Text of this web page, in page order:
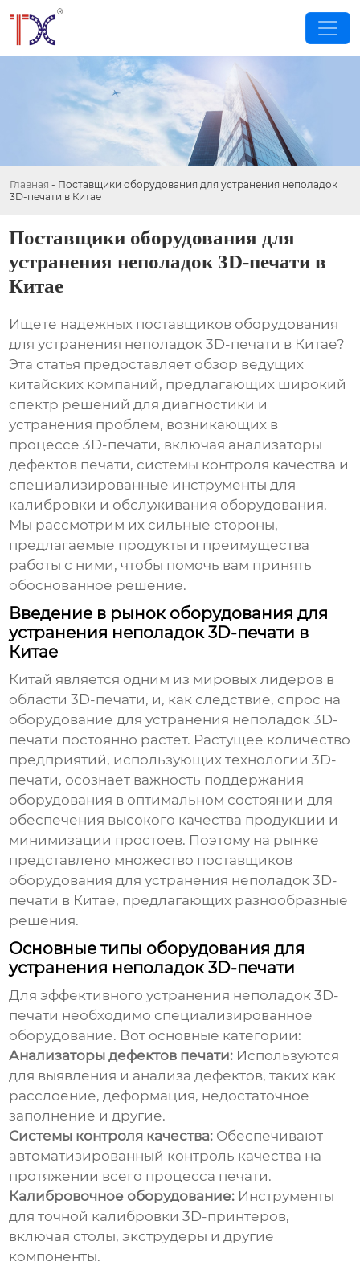
Главная - Поставщики оборудования для устранения неполадок
3D-печати в Китае
Поставщики оборудования для
устранения неполадок 3D-печати в
Китае
Ищете надежных поставщиков оборудования
для устранения неполадок 3D-печати в Китае?
Эта статья предоставляет обзор ведущих
китайских компаний, предлагающих широкий
спектр решений для диагностики и
устранения проблем, возникающих в
процессе 3D-печати, включая анализаторы
дефектов печати, системы контроля качества и
специализированные инструменты для
калибровки и обслуживания оборудования.
Мы рассмотрим их сильные стороны,
предлагаемые продукты и преимущества
работы с ними, чтобы помочь вам принять
обоснованное решение.
Введение в рынок оборудования для
устранения неполадок 3D-печати в
Китае
Китай является одним из мировых лидеров в
области 3D-печати, и, как следствие, спрос на
оборудование для устранения неполадок 3D-
печати постоянно растет. Растущее количество
предприятий, использующих технологии 3D-
печати, осознает важность поддержания
оборудования в оптимальном состоянии для
обеспечения высокого качества продукции и
минимизации простоев. Поэтому на рынке
представлено множество поставщиков
оборудования для устранения неполадок 3D-
печати в Китае, предлагающих разнообразные
решения.
Основные типы оборудования для
устранения неполадок 3D-печати
Для эффективного устранения неполадок 3D-
печати необходимо специализированное
оборудование. Вот основные категории:
Анализаторы дефектов печати: Используются
для выявления и анализа дефектов, таких как
расслоение, деформация, недостаточное
заполнение и другие.
Системы контроля качества: Обеспечивают
автоматизированный контроль качества на
протяжении всего процесса печати.
Калибровочное оборудование: Инструменты
для точной калибровки 3D-принтеров,
включая столы, экструдеры и другие
компоненты.